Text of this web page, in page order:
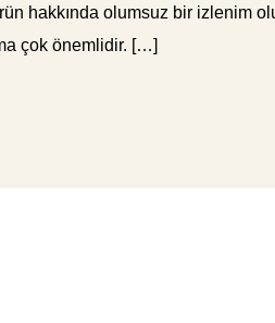
hakkında olumsuz bir izlenim
çok önemlidir. […]